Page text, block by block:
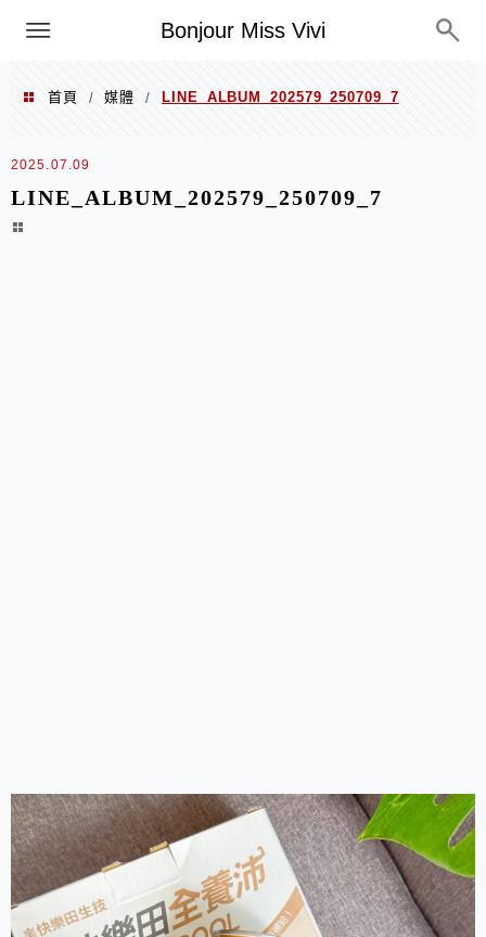
Bonjour Miss Vivi
選單
首頁 / 媒體 / LINE_ALBUM_202579_250709_7
2025.07.09
LINE_ALBUM_202579_250709_7